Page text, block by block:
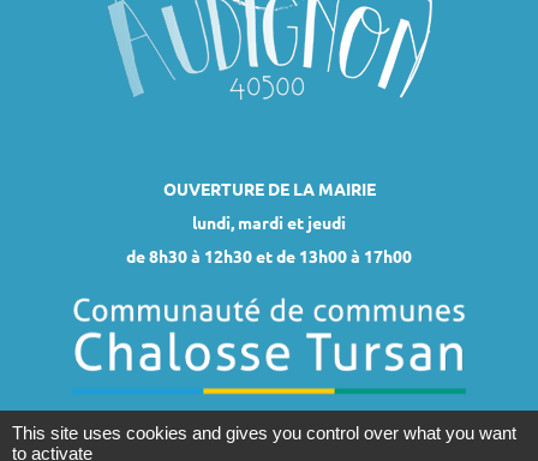
OUVERTURE DE LA MAIRIE
lundi, mardi et jeudi
de 8h30 à 12h30 et de 13h00 à 17h00
This site uses cookies and gives you control over what you want
to activate